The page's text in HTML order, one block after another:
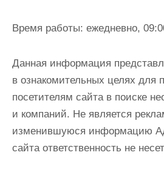
Время работы: ежедневно,
Данная информация
в ознакомительных целях для
посетителям сайта в поиске
и компаний. Не является
изменившуюся информацию
сайта ответственность не